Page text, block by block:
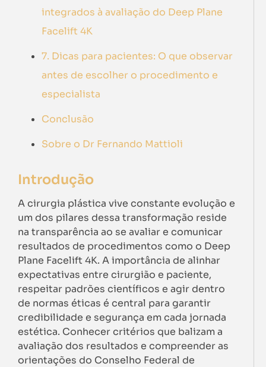
integrados à avaliação do Deep Plane
Facelift 4K
7. Dicas para pacientes: O que observar
antes de escolher o procedimento e
especialista
Conclusão
Sobre o Dr Fernando Mattioli
Introdução
A cirurgia plástica vive constante evolução e
um dos pilares dessa transformação reside
na transparência ao se avaliar e comunicar
resultados de procedimentos como o Deep
Plane Facelift 4K. A importância de alinhar
expectativas entre cirurgião e paciente,
respeitar padrões científicos e agir dentro
de normas éticas é central para garantir
credibilidade e segurança em cada jornada
estética. Conhecer critérios que balizam a
avaliação dos resultados e compreender as
orientações do Conselho Federal de